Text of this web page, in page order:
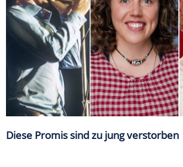
Diese Promis sind zu jung verstorben